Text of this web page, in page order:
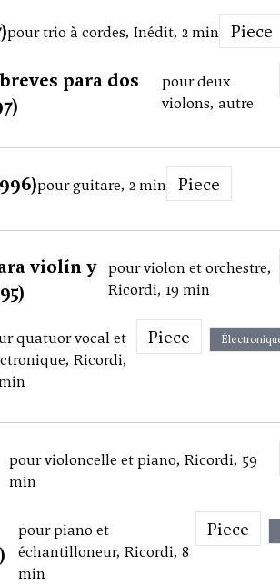
pour trio à cordes, Inédit, 2 min Piece
para dos
pour deux
violons, autre
pour guitare, 2 min
Piece
violín y
pour violon et orchestre,
Ricordi, 19 min
quatuor vocal et
Ricordi,
Piece
pour violoncelle et piano, Ricordi, 59
min
pour piano et
échantilloneur, Ricordi, 8
min
Piece